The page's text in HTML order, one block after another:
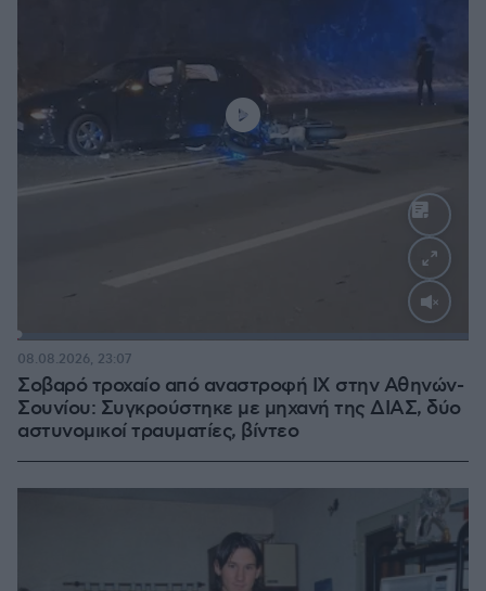
Σοβαρό τροχαίο από αναστροφή ΙΧ στην Αθηνών-
Σουνίου: Συγκρούστηκε με μηχανή της ΔΙΑΣ, δύο
αστυνομικοί τραυματίες, βίντεο
08.08.2026, 23:07